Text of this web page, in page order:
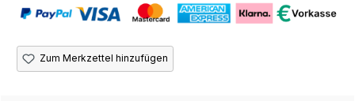
Zum Merkzettel hinzufügen